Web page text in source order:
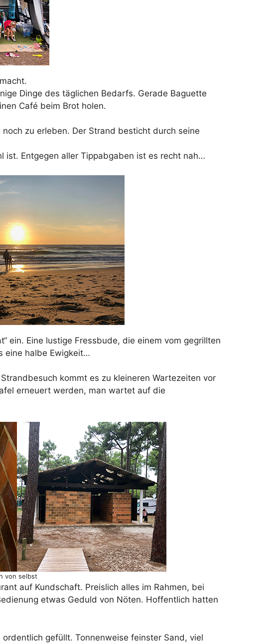
Dinge des täglichen Bedarfs. Gerade Baguette
Café beim Brot holen.
zu erleben. Der Strand besticht durch seine
ist. Entgegen aller Tippabgaben ist es recht nah…
ein. Eine lustige Fressbude, die einem vom gegrillten
eine halbe Ewigkeit…
kommt es zu kleineren Wartezeiten vor
erneuert werden, man wartet auf die
von selbst
auf Kundschaft. Preislich alles im Rahmen, bei
etwas Geduld von Nöten. Hoffentlich hatten
gefüllt. Tonnenweise feinster Sand, viel